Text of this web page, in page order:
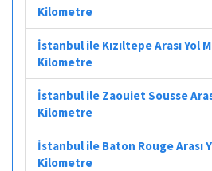
Kilometre
İstanbul ile Kızıltepe Arası Yol
Kilometre
İstanbul ile Zaouiet Sousse
Kilometre
İstanbul ile Baton Rouge Arası
Kilometre